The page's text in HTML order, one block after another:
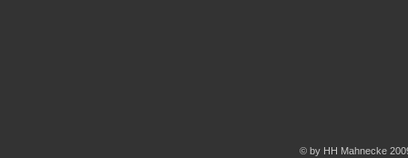
© by HH Mahnecke